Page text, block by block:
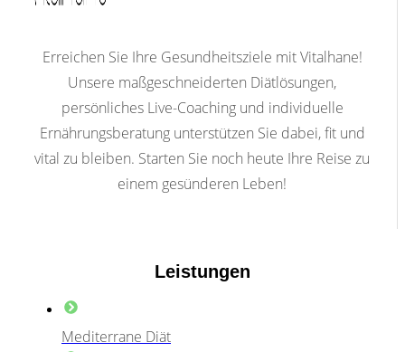
Erreichen Sie Ihre Gesundheitsziele mit Vitalhane!
Unsere maßgeschneiderten Diätlösungen,
persönliches Live-Coaching und individuelle
Ernährungsberatung unterstützen Sie dabei, fit und
vital zu bleiben. Starten Sie noch heute Ihre Reise zu
einem gesünderen Leben!
Leistungen
Mediterrane Diät